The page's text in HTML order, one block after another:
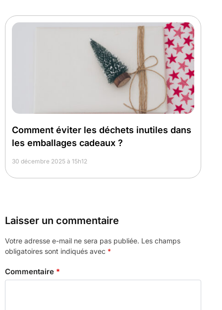
Comment éviter les déchets inutiles dans
les emballages cadeaux ?
30 décembre 2025 à 15h12
Laisser un commentaire
Votre adresse e-mail ne sera pas publiée. Les champs
obligatoires sont indiqués avec *
Commentaire *